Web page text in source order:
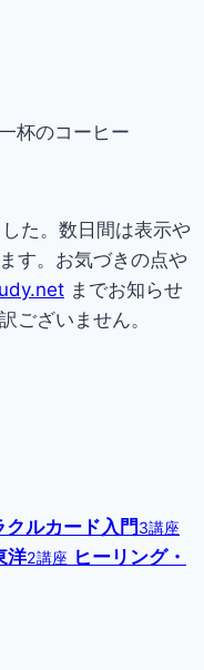
た。数日間は表示や
す。お気づきの点や
までお知らせ
ございません。
クルカード入門3講座
洋2講座 ヒーリング・